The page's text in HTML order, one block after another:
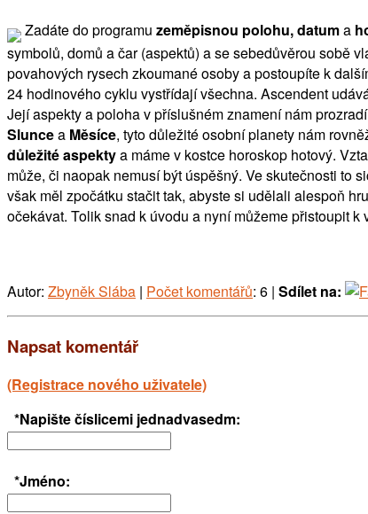
Zadáte do programu zeměpisnou polohu, datuma
symbolů, domů a čar (aspektů) a se sebedůvěrou sobě
povahových rysech zkoumané osoby a postoupíte k
24 hodinového cyklu vystřídají všechna. Ascendent
Její aspekty a poloha v příslušném znamení nám
Sluncea Měsíce, tyto důležité osobní planety nám
důležité aspektya máme v kostce horoskop hotový.
může, či naopak nemusí být úspěšný. Ve skutečnosti to
však měl zpočátku stačit tak, abyste si udělali alespoň
očekávat. Tolik snad k úvodu a nyní můžeme přistoupit
Autor: Zbyněk Slába | Počet komentářů: 6 | Sdílet na:
Napsat komentář
(Registrace nového uživatele)
*Napište číslicemi jednadvasedm:
*Jméno: